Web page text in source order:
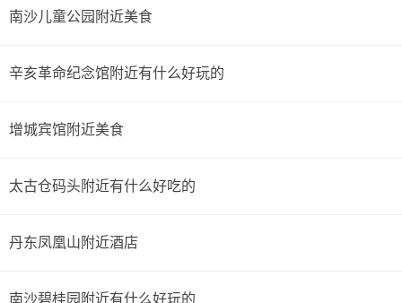
南沙儿童公园附近美食
辛亥革命纪念馆附近有什么好玩的
增城宾馆附近美食
太古仓码头附近有什么好吃的
丹东凤凰山附近酒店
南沙碧桂园附近有什么好玩的